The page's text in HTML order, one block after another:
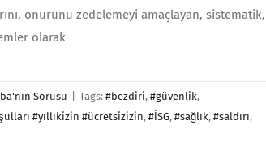
onurunu zedelemeyi amaçlayan,
olarak
Sorusu Tags:#bezdiri,#güvenlik,
#yıllıkizin #ücretsizizin,#İSG,#sağlık,#saldırı,